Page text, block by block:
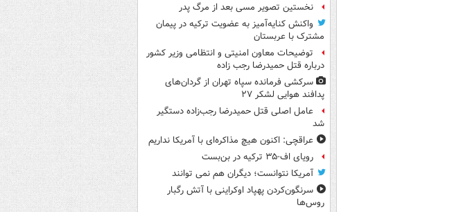
نخستین تصویر مسی بعد از مرگ پدر
واکنش کنایه‌آمیز به عضویت ترکیه در پیمان
مشترک با عربستان
توضیحات معاون امنیتی و انتظامی وزیر کشور
درباره قتل حمیدرضا رجب زاده
سرکشی فرمانده سپاه تهران از گردان‌های
پدافند هوایی لشکر ۲۷
عامل اصلی قتل حمیدرضا رجب‌زاده دستگیر
شد
عراقچی: اکنون هیچ مذاکره‌ای با آمریکا نداریم
رویای اف-۳۵ ترکیه در بن‌بست
آمریکا نتوانست؛ دیگران هم نمی توانند
سرنگون‌کردن پهپاد اوکراینی با آتش رگبار
روس‌ها